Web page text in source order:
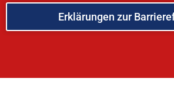
Erklärungen zur